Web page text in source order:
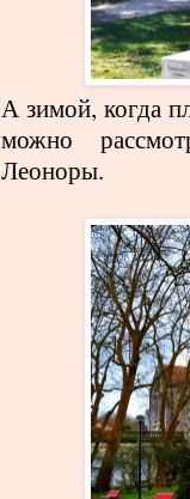
А зимой, когда
можно
Леоноры.